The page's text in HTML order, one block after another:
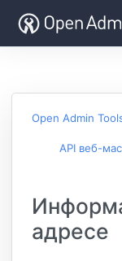
Open Admin
API веб-
адресе